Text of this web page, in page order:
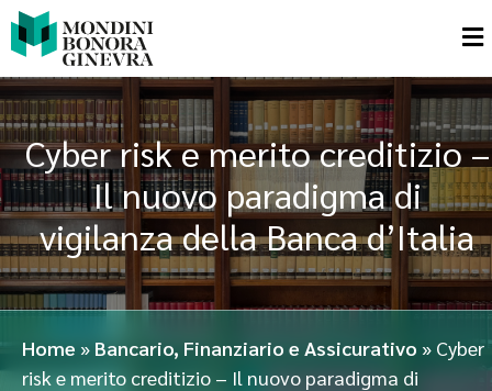
Cyber risk e merito creditizio –
Il nuovo paradigma di
vigilanza della Banca d’Italia
Home » Bancario, Finanziario e Assicurativo » Cyber
risk e merito creditizio – Il nuovo paradigma di